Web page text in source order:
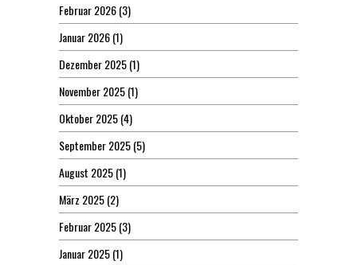
Februar 2026(3)
Januar 2026(1)
Dezember 2025(1)
November 2025(1)
Oktober 2025(4)
September 2025(5)
August 2025(1)
März 2025(2)
Februar 2025(3)
Januar 2025(1)